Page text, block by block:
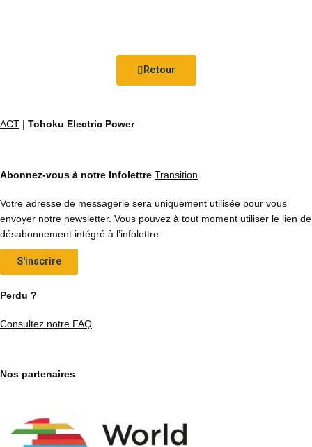
Retour
ACT | Tohoku Electric Power
Abonnez-vous à notre Infolettre Transition
Votre adresse de messagerie sera uniquement utilisée pour vous
envoyer notre newsletter. Vous pouvez à tout moment utiliser le lien de
désabonnement intégré à l’infolettre
S'inscrire
Perdu ?
Consultez notre FAQ
Nos partenaires